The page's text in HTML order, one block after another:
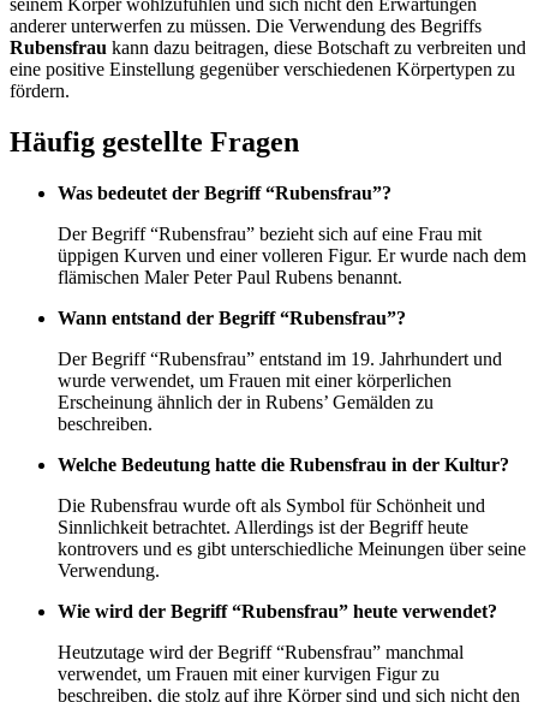
anderer unterwerfen zu müssen. Die Verwendung des Begriffs
Rubensfrau kann dazu beitragen, diese Botschaft zu verbreiten und
eine positive Einstellung gegenüber verschiedenen Körpertypen zu
fördern.
Häufig gestellte Fragen
Was bedeutet der Begriff “Rubensfrau”?
Der Begriff “Rubensfrau” bezieht sich auf eine Frau mit
üppigen Kurven und einer volleren Figur. Er wurde nach dem
flämischen Maler Peter Paul Rubens benannt.
Wann entstand der Begriff “Rubensfrau”?
Der Begriff “Rubensfrau” entstand im 19. Jahrhundert und
wurde verwendet, um Frauen mit einer körperlichen
Erscheinung ähnlich der in Rubens’ Gemälden zu
beschreiben.
Welche Bedeutung hatte die Rubensfrau in der Kultur?
Die Rubensfrau wurde oft als Symbol für Schönheit und
Sinnlichkeit betrachtet. Allerdings ist der Begriff heute
kontrovers und es gibt unterschiedliche Meinungen über seine
Verwendung.
Wie wird der Begriff “Rubensfrau” heute verwendet?
Heutzutage wird der Begriff “Rubensfrau” manchmal
verwendet, um Frauen mit einer kurvigen Figur zu
beschreiben, die stolz auf ihre Körper sind und sich nicht den